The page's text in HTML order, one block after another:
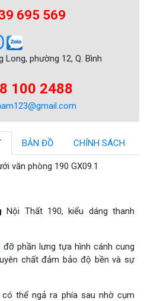
695 569
Long, phường 12, Q. Bình
100 2488
BẢN ĐỒ CHÍNH SÁCH
văn phòng 190 GX09.1
Nội Thất 190, kiểu dáng thanh
đỡ phần lưng tựa hình cánh cung
chất đảm bảo độ bền và sự
thể ngả ra phía sau nhờ cụm